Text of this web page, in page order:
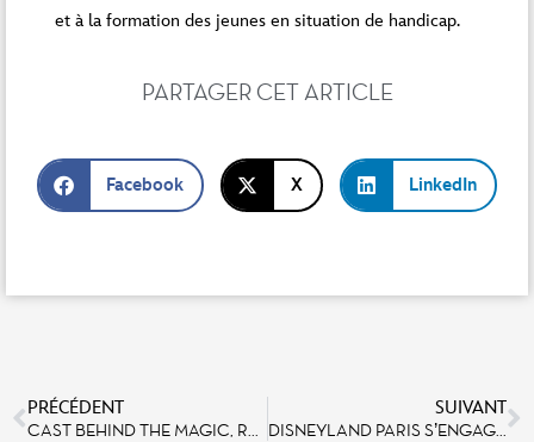
et à la formation des jeunes en situation de handicap.
PARTAGER CET ARTICLE
Facebook X LinkedIn
PRÉCÉDENT
CAST BEHIND THE MAGIC, RENCONTRE AVEC NALWENN RIVOAL ET STÉPHANE REMOND AU RESTAURANT AU CHALET DE LA MARIONNETTE
SUIVANT
DISNEYLAND PARIS S’ENGAGE AUX CÔTÉS D’ASSOCIATIONS POUR PROMOUVOIR L’ACCESSIBILITÉ TOUT AU LONG DE L’ANNÉE